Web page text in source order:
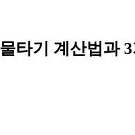
타기 계산법과